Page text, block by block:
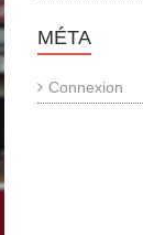
MÉTA
Connexion